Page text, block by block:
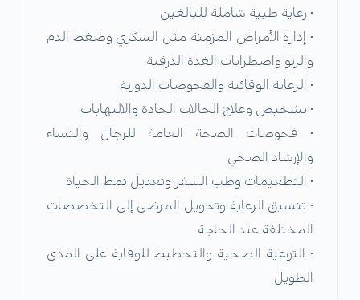
• رعاية طبية شاملة للبالغين
• إدارة الأمراض المزمنة مثل السكري وضغط الدم
والربو واضطرابات الغدة الدرقية
• الرعاية الوقائية والفحوصات الدورية
• تشخيص وعلاج الحالات الحادة والالتهابات
• فحوصات الصحة العامة للرجال والنساء
والإرشاد الصحي
• التطعيمات وطب السفر وتعديل نمط الحياة
• تنسيق الرعاية وتحويل المرضى إلى التخصصات
المختلفة عند الحاجة
• التوعية الصحية والتخطيط للوقاية على المدى
الطويل